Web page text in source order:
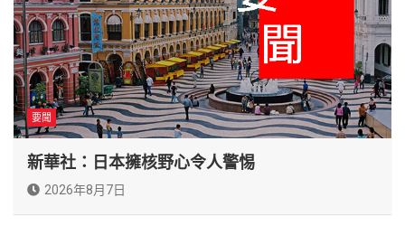
要聞
新華社：日本擁核野心令人警惕
2026年8月7日